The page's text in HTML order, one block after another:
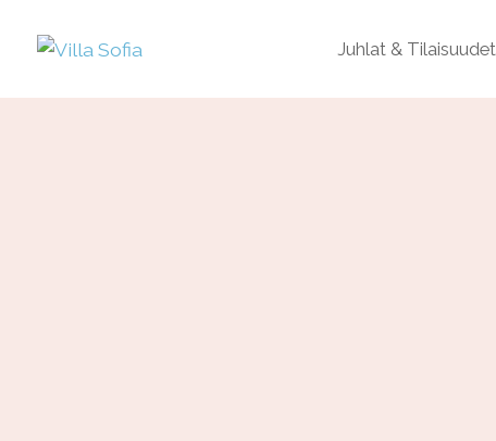
Juhlat & Tilaisuudet